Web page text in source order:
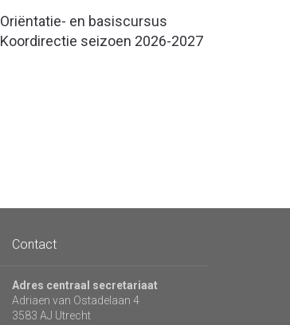
Oriëntatie- en basiscursus
Koordirectie seizoen 2026-2027
Contact
Adres centraal secretariaat
Adriaen van Ostadelaan 4
3583 AJ Utrecht